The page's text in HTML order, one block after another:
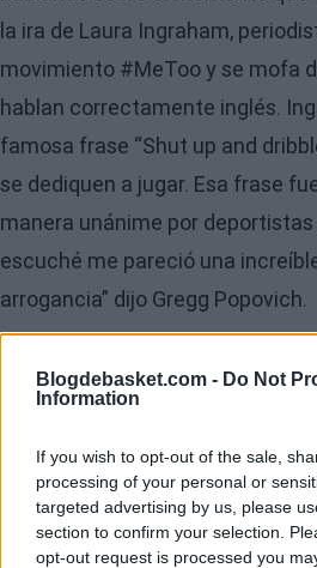
Blogdebasket.com - Do Not
Information
If you wish to opt-out of the sale,
processing of your personal or
targeted advertising by us, please
section to confirm your selection.
opt-out request is processed you
la ira de Laura Ingraham,
movimiento #MeToo y se mofa
hablan correctamente inglés.
famosa frase “Shut up and
se dediquen a jugar. Esa frase
manera unánime por deportistas
escuché me pareció una
arrogancia” dijo Gregg Popovich.
Más recientemente, Pau Gasol
abierta en la que habla de la
mando en tantas cuestiones
cuando abordamos juntos algo
Lives Matter’. Lo veo cuando